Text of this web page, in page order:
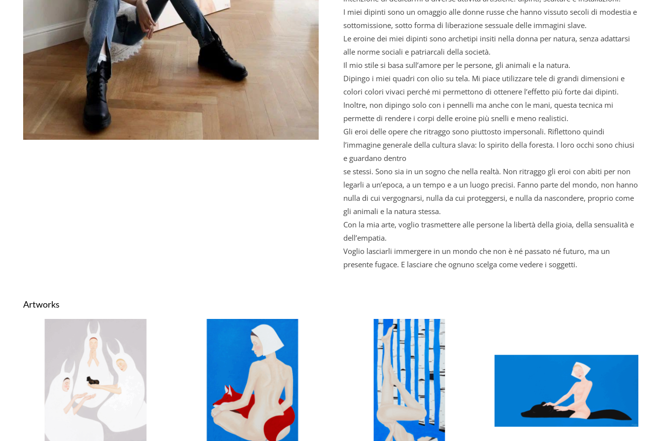
I miei dipinti sono un omaggio alle donne russe che hanno vissuto secoli di modestia e
sottomissione, sotto forma di liberazione sessuale delle immagini slave.
Le eroine dei miei dipinti sono archetipi insiti nella donna per natura, senza adattarsi
alle norme sociali e patriarcali della società.
Il mio stile si basa sull’amore per le persone, gli animali e la natura.
Dipingo i miei quadri con olio su tela. Mi piace utilizzare tele di grandi dimensioni e
colori colori vivaci perché mi permettono di ottenere l’effetto più forte dai dipinti.
Inoltre, non dipingo solo con i pennelli ma anche con le mani, questa tecnica mi
permette di rendere i corpi delle eroine più snelli e meno realistici.
Gli eroi delle opere che ritraggo sono piuttosto impersonali. Riflettono quindi
l’immagine generale della cultura slava: lo spirito della foresta. I loro occhi sono chiusi
e guardano dentro
se stessi. Sono sia in un sogno che nella realtà. Non ritraggo gli eroi con abiti per non
legarli a un’epoca, a un tempo e a un luogo precisi. Fanno parte del mondo, non hanno
nulla di cui vergognarsi, nulla da cui proteggersi, e nulla da nascondere, proprio come
gli animali e la natura stessa.
Con la mia arte, voglio trasmettere alle persone la libertà della gioia, della sensualità e
dell’empatia.
Voglio lasciarli immergere in un mondo che non è né passato né futuro, ma un
presente fugace. E lasciare che ognuno scelga come vedere i soggetti.
Artworks